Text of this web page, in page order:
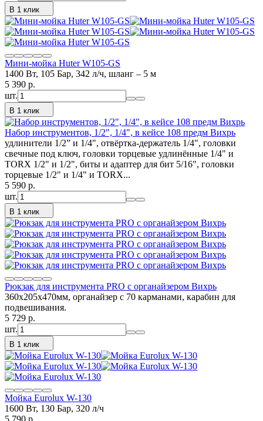
В 1 клик
Мини-мойка Huter W105-GS
1400 Вт, 105 Бар, 342 л/ч, шланг – 5 м
5 390 p.
шт.
В 1 клик
Набор инструментов, 1/2", 1/4", в кейсе 108 предм Вихрь
удлинители 1/2” и 1/4", отвёртка-держатель 1/4", головки
свечные под ключ, головки торцевые удлинённые 1/4" и
TORX 1/2" и 1/2", биты и адаптер для бит 5/16", головки
торцевые 1/2" и 1/4" и TORX...
5 590 p.
шт.
В 1 клик
Рюкзак для инструмента PRO с органайзером Вихрь
360х205х470мм, органайзер с 70 карманами, карабин для
подвешивания.
5 729 p.
шт.
В 1 клик
Мойка Eurolux W-130
1600 Вт, 130 Бар, 320 л/ч
5 790 p.